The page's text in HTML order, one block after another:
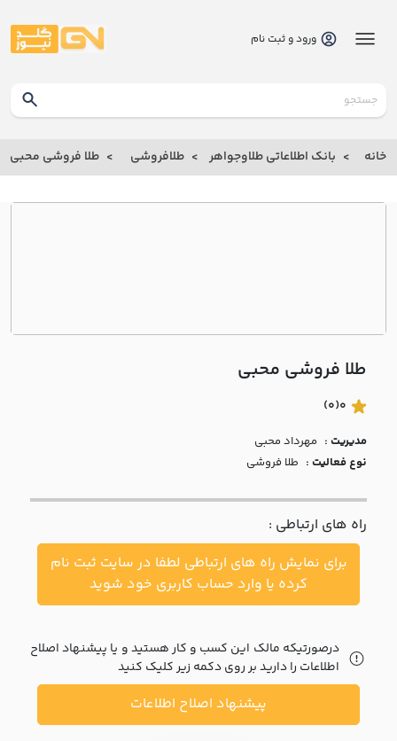
بانک
بانک
اطلاعاتی
درباره
با ما
مقالات
اخبار
پرسش
متداول
خواست
ورود و ثبت نام
خانه بانک اطلاعاتی طلاوجواهر طلافروشی طلا فروشی محبي
طلا فروشی محبي
0
(0)
مدیریت : مهرداد محبي
نوع فعالیت : طلا فروشی
راه های ارتباطی :
برای نمایش راه های ارتباطی لطفا در سایت ثبت نام
کرده یا وارد حساب کاربری خود شوید
درصورتیکه مالک این کسب و کار هستید و یا پیشنهاد اصلاح
اطلاعات را دارید بر روی دکمه زیر کلیک کنید
پیشنهاد اصلاح اطلاعات